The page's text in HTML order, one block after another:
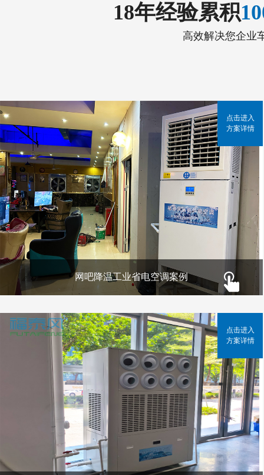
18年经验累积
高效解决您企业
网吧降温工业省电空调案例
点击进入
方案详情
点击进入
方案详情